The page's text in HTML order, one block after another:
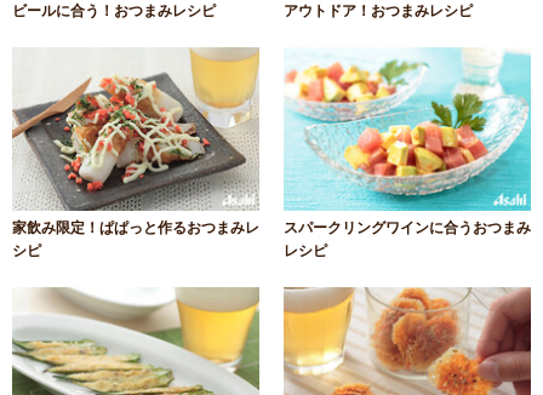
ビールに合う！おつまみレシピ アウトドア！おつまみレシピ
家飲み限定！ぱぱっと作るおつまみレ
シピ
スパークリングワインに合うおつまみ
レシピ